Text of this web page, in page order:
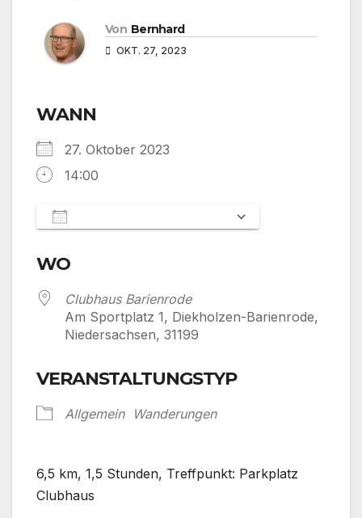
Von Bernhard
OKT. 27, 2023
WANN
27. Oktober 2023
14:00
WO
Clubhaus Barienrode
Am Sportplatz 1, Diekholzen-Barienrode,
Niedersachsen, 31199
VERANSTALTUNGSTYP
Allgemein Wanderungen
6,5 km, 1,5 Stunden, Treffpunkt: Parkplatz
Clubhaus